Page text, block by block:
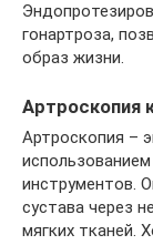
гонартроза,
образ жизни.
Артроскопия
Артроскопия –
инструментов.
сустава через
мягких тканей.